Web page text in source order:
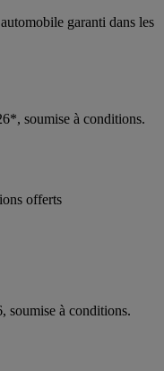
garanti dans les
soumise à conditions.
offerts
soumise à conditions.